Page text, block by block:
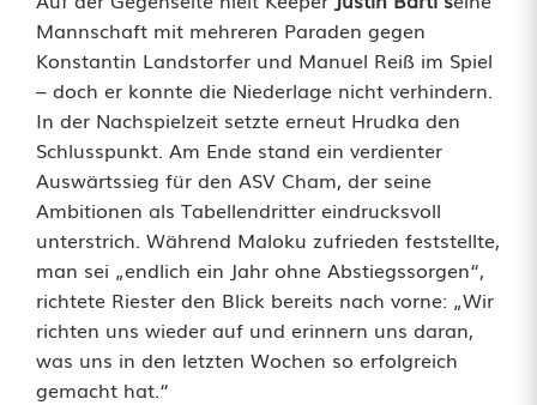
Mannschaft mit mehreren Paraden gegen
Konstantin Landstorfer und Manuel Reiß im Spiel
– doch er konnte die Niederlage nicht verhindern.
In der Nachspielzeit setzte erneut Hrudka den
Schlusspunkt. Am Ende stand ein verdienter
Auswärtssieg für den ASV Cham, der seine
Ambitionen als Tabellendritter eindrucksvoll
unterstrich. Während Maloku zufrieden feststellte,
man sei „endlich ein Jahr ohne Abstiegssorgen“,
richtete Riester den Blick bereits nach vorne: „Wir
richten uns wieder auf und erinnern uns daran,
was uns in den letzten Wochen so erfolgreich
gemacht hat.“